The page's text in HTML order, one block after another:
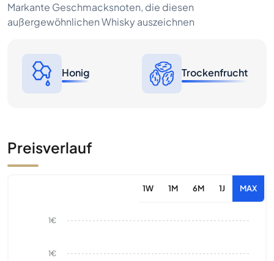
Markante Geschmacksnoten, die diesen
außergewöhnlichen Whisky auszeichnen
Honig Trockenfrucht
Preisverlauf
1W 1M 6M 1J MAX
1€
1€